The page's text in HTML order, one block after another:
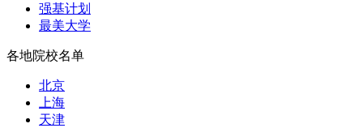
强基计划
最美大学
各地院校名单
北京
上海
天津